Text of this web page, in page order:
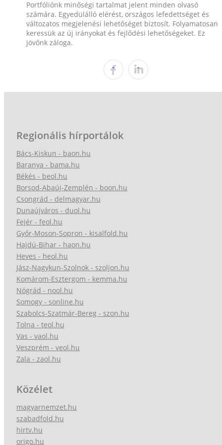
Portfóliónk minőségi tartalmat jelent minden olvasó
számára. Egyedülálló elérést, országos lefedettséget és
változatos megjelenési lehetőséget biztosít. Folyamatosan
keressük az új irányokat és fejlődési lehetőségeket. Ez
jövőnk záloga.
Regionális hírportálok
Bács-Kiskun - baon.hu
Baranya - bama.hu
Békés - beol.hu
Borsod-Abaúj-Zemplén - boon.hu
Csongrád - delmagyar.hu
Dunaújváros - duol.hu
Fejér - feol.hu
Győr-Moson-Sopron - kisalfold.hu
Hajdú-Bihar - haon.hu
Heves - heol.hu
Jász-Nagykun-Szolnok - szoljon.hu
Komárom-Esztergom - kemma.hu
Nógrád - nool.hu
Somogy - sonline.hu
Szabolcs-Szatmár-Bereg - szon.hu
Tolna - teol.hu
Vas - vaol.hu
Veszprém - veol.hu
Zala - zaol.hu
Közélet
magyarnemzet.hu
szabadfold.hu
hirtv.hu
origo.hu